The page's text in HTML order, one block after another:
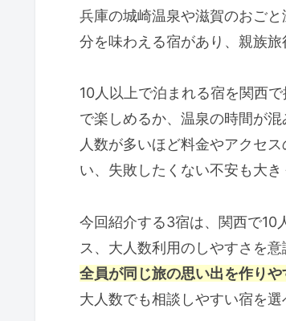
兵庫の城崎温泉や滋賀のおご
分を味わえる宿があり、親族
10人以上で泊まれる宿を関西
で楽しめるか、温泉の時間が
人数が多いほど料金やアクセ
い、失敗したくない不安も大き
今回紹介する3宿は、関西で10
ス、大人数利用のしやすさを意
全員が同じ旅の思い出を作りや
大人数でも相談しやすい宿を